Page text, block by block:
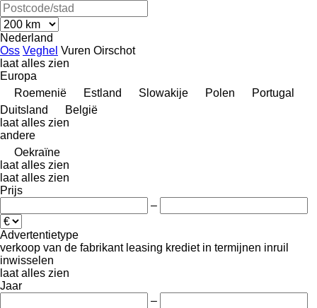
Nederland
Oss Veghel Vuren Oirschot
laat alles zien
Europa
Roemenië
Estland Slowakije Polen
Portugal
Duitsland
België
laat alles zien
andere
Oekraïne
laat alles zien
laat alles zien
Prijs
–
Advertentietype
verkoop van de fabrikant leasing krediet in termijnen inruil
inwisselen
laat alles zien
Jaar
–